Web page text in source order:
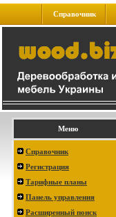
Справочник
Меню
Справочник
Регистрация
Тарифные планы
Панель управления
Расширенный поиск